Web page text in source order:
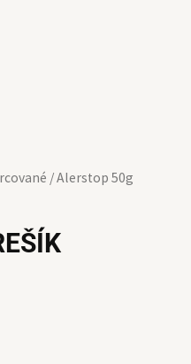
/ Alerstop 50g